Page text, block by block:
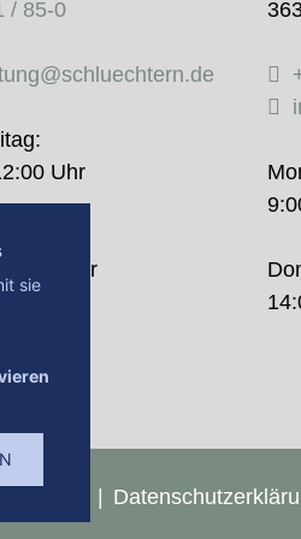
/ 85-0
Uhr
18:00 Uhr
sie